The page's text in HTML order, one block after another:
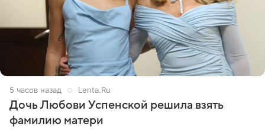
5 часов назад Lenta.Ru
Дочь Любови Успенской решила взять
фамилию матери